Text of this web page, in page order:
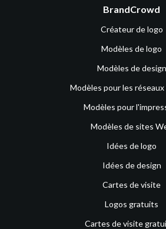
BrandCrowd
Créateur de logo
Modèles de logo
Modèles de design
Modèles pour les réseaux
Modèles pour
Modèles de sites
Idées de logo
Idées de design
Cartes de visite
Logos gratuits
Cartes de visite